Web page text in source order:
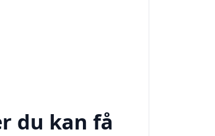
du kan få